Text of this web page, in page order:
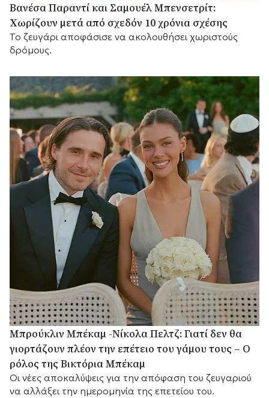
Βανέσα Παραντί και Σαμουέλ Μπενσετρίτ:
Χωρίζουν μετά από σχεδόν 10 χρόνια σχέσης
Το ζευγάρι αποφάσισε να ακολουθήσει χωριστούς
δρόμους.
Μπρούκλιν Μπέκαμ -Νίκολα Πελτζ: Γιατί δεν θα
γιορτάζουν πλέον την επέτειο του γάμου τους – Ο
ρόλος της Βικτόρια Μπέκαμ
Οι νέες αποκαλύψεις για την απόφαση του ζευγαριού
να αλλάξει την ημερομηνία της επετείου του.